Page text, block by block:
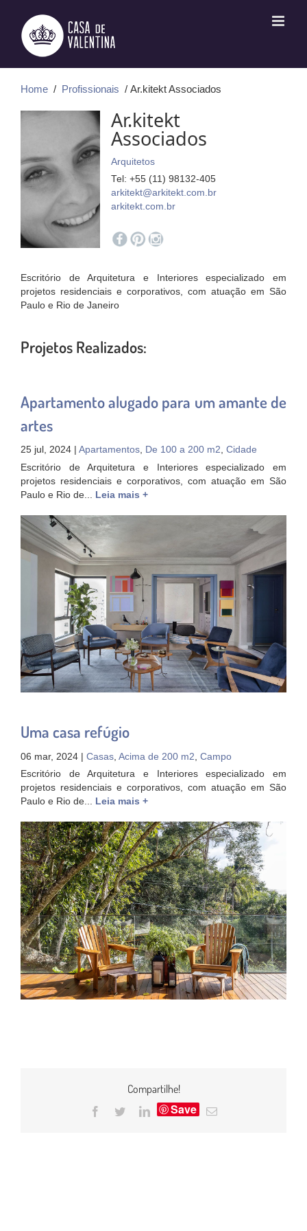
conteúdo
Home / Profissionais / Ar.kitekt Associados
Ar.kitekt
Associados
Arquitetos
Tel: +55 (11) 98132-405
arkitekt@arkitekt.com.br
arkitekt.com.br
Escritório de Arquitetura e Interiores especializado em
projetos residenciais e corporativos, com atuação em São
Paulo e Rio de Janeiro
Projetos Realizados:
Apartamento alugado para um amante de
artes
25 jul, 2024 | Apartamentos, De 100 a 200 m2, Cidade
Escritório de Arquitetura e Interiores especializado em
projetos residenciais e corporativos, com atuação em São
Paulo e Rio de... Leia mais +
Uma casa refúgio
06 mar, 2024 | Casas Acima de 200 m2 Campo
Escritório de Arquitetura e Interiores especializado em
projetos residenciais e corporativos, com atuação em São
Paulo e Rio de...
Leia mais +
Compartilhe!
Facebook
TwitterLinkedIn
Save
E-